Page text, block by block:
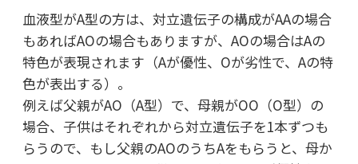
血液型がA型の方は、対立遺伝子の構成がAAの場合
もあればAOの場合もありますが、AOの場合はAの
特色が表現されます（Aが優性、Oが劣性で、Aの特
色が表出する）。
例えば父親がAO（A型）で、母親がOO（O型）の
場合、子供はそれぞれから対立遺伝子を1本ずつも
らうので、もし父親のAOのうちAをもらうと、母か